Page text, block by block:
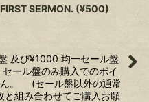
SERMON. (¥500)
及び¥1000 均一セール盤
ール盤のみ購入でのポイ
ん。 (セール盤以外の通常
と組み合わせてご購入お願